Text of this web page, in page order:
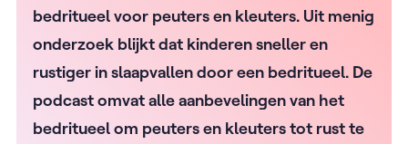
bedritueel voor peuters en kleuters. Uit menig
onderzoek blijkt dat kinderen sneller en
rustiger in slaapvallen door een bedritueel. De
podcast omvat alle aanbevelingen van het
bedritueel om peuters en kleuters tot rust te